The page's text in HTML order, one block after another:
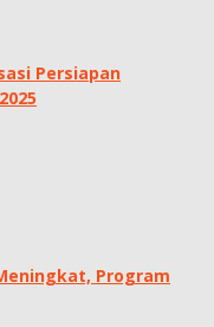
Persiapan
‎Program